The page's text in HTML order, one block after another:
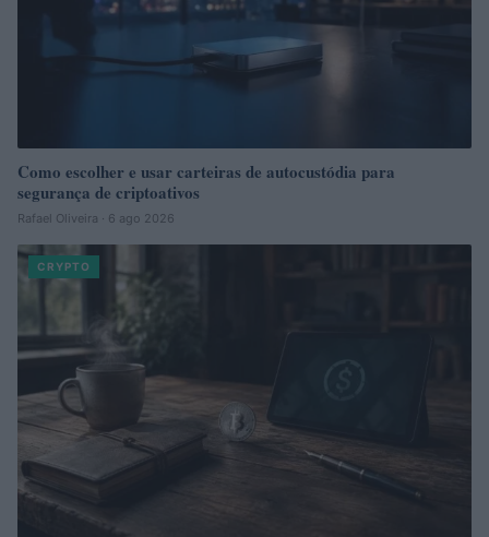
Como escolher e usar carteiras de autocustódia para
segurança de criptoativos
Rafael Oliveira · 6 ago 2026
CRYPTO